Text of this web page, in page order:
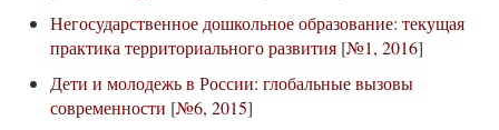
Негосударственное дошкольное образование: текущая
практика территориального развития [№1, 2016]
Дети и молодежь в России: глобальные вызовы
современности [№6, 2015]